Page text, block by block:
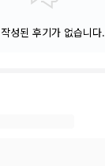
성된 후기가 없습니다.